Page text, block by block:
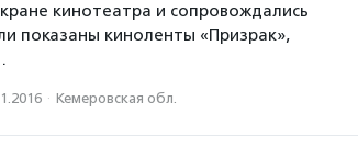
кинотеатра и сопровождались
показаны киноленты «Призрак»,
· Кемеровская обл.